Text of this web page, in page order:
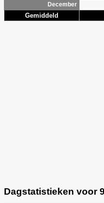
December
Gemiddeld
Dagstatistieken voor